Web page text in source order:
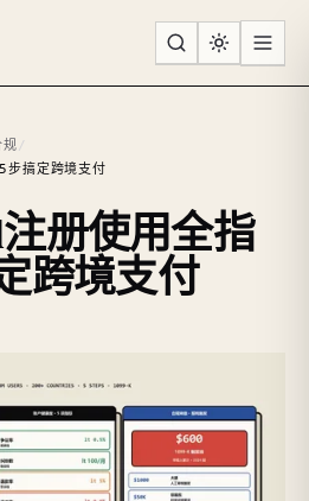
规/
步搞定跨境支付
册使用全指
跨境支付